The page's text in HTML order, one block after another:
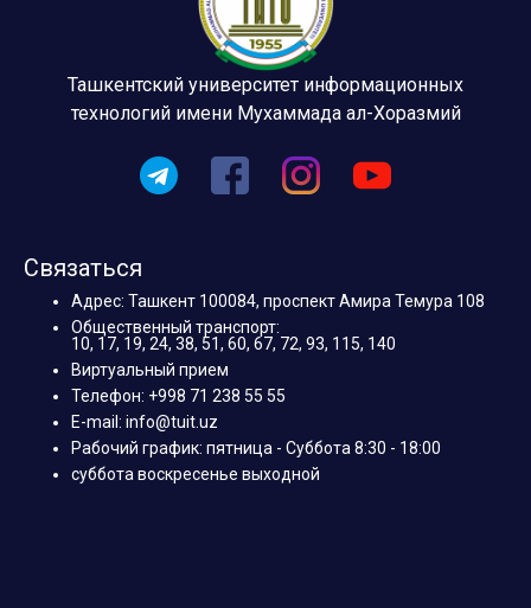
Ташкентский университет информационных
технологий имени Мухаммада ал-Хоразмий
Связаться
Адрес: Ташкент 100084, проспект Амира Темура 108
Общественный транспорт:
10, 17, 19, 24, 38, 51, 60, 67, 72, 93, 115, 140
Виртуальный прием
Телефон: +998 71 238 55 55
E-mail: info@tuit.uz
Рабочий график: пятница - Суббота 8:30 - 18:00
суббота воскресенье выходной